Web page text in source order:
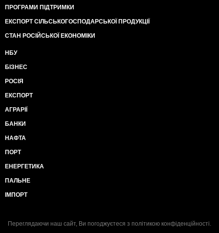
ПРОГРАМИ ПІДТРИМКИ
ЕКСПОРТ СІЛЬСЬКОГОСПОДАРСЬКОЇ ПРОДУКЦІЇ
СТАН РОСІЙСЬКОЇ ЕКОНОМІКИ
НБУ
БІЗНЕС
РОСІЯ
ЕКСПОРТ
АГРАРІЇ
БАНКИ
НАФТА
ПОРТ
ЕНЕРГЕТИКА
ПАЛЬНЕ
ІМПОРТ
Переглядаючи наш сайт, Ви погоджуєтеся з політикою конфіденційності.